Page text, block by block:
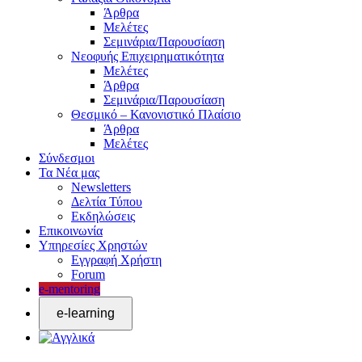
Άρθρα
Μελέτες
Σεμινάρια/Παρουσίαση
Νεοφυής Επιχειρηματικότητα
Μελέτες
Άρθρα
Σεμινάρια/Παρουσίαση
Θεσμικό – Κανονιστικό Πλαίσιο
Άρθρα
Μελέτες
Σύνδεσμοι
Τα Νέα μας
Newsletters
Δελτία Τύπου
Εκδηλώσεις
Επικοινωνία
Υπηρεσίες Χρηστών
Εγγραφή Χρήστη
Forum
e-mentoring